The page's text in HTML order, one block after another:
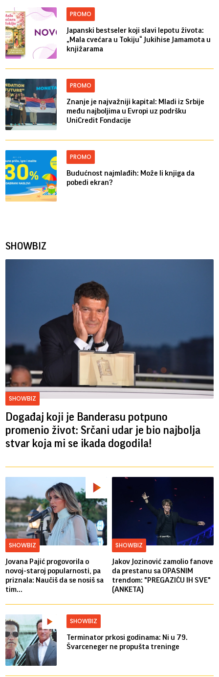
PROMO
Japanski bestseler koji slavi lepotu života:
„Mala cvećara u Tokiju“ Jukihise Jamamota u
knjižarama
PROMO
Znanje je najvažniji kapital: Mladi iz Srbije
među najboljima u Evropi uz podršku
UniCredit Fondacije
PROMO
Budućnost najmlađih: Može li knjiga da
pobedi ekran?
SHOWBIZ
SHOWBIZ
Događaj koji je Banderasu potpuno
promenio život: Srčani udar je bio najbolja
stvar koja mi se ikada dogodila!
SHOWBIZ
Jovana Pajić progovorila o
novoj-staroj popularnosti, pa
priznala: Naučiš da se nosiš sa
tim...
SHOWBIZ
Jakov Jozinović zamolio fanove
da prestanu sa OPASNIM
trendom: "PREGAZIĆU IH SVE"
(ANKETA)
SHOWBIZ
Terminator prkosi godinama: Ni u 79.
Švarceneger ne propušta treninge